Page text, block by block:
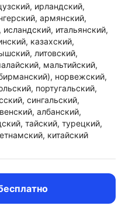
ирландский,
армянский,
исландский, итальянский,
казахский,
литовский,
мальтийский,
норвежский,
португальский,
сингальский,
албанский,
тайский, турецкий,
китайский